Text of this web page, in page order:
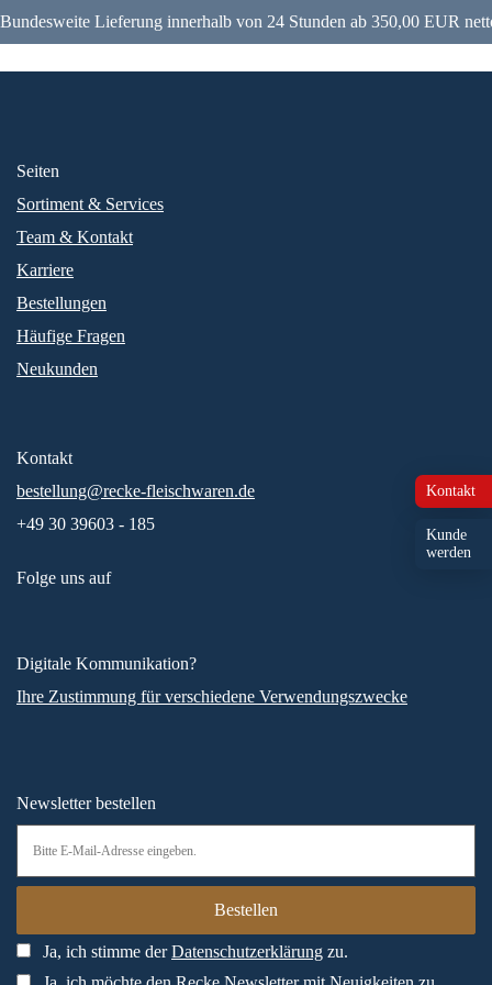
Bundesweite Lieferung innerhalb von 24 Stunden ab 350,00 EUR
Kontakt
Kunde
werden
Seiten
Sortiment & Services
Team & Kontakt
Karriere
Bestellungen
Häufige Fragen
Neukunden
Kontakt
bestellung@recke-fleischwaren.de
+49 30 39603 - 185
Folge uns auf
Digitale Kommunikation?
Ihre Zustimmung für verschiedene Verwendungszwecke
Newsletter bestellen
Ja, ich stimme derDatenschutzerklärung zu.